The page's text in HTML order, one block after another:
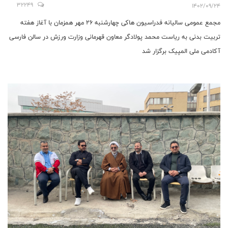
داخل سالن دارای پتانسیل خوبی است
1402/09/24
32249
مجمع عمومی سالیانه فدراسیون هاکی چهارشنبه ۲۶ مهر همزمان با آغاز هفته
تربیت بدنی به ریاست محمد پولادگر معاون قهرمانی وزارت ورزش در سالن فارسی
آکادمی ملی المپیک برگزار شد